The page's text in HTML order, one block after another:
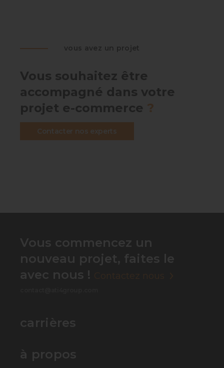
vous avez un projet
Vous souhaitez être
accompagné dans votre
projet e-commerce ?
Contacter nos experts
Vous commencez un
nouveau projet, faites le
avec nous !
carrières
à propos